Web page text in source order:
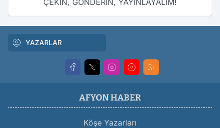
YAZARLAR
AFYON HABER
Köşe Yazarları